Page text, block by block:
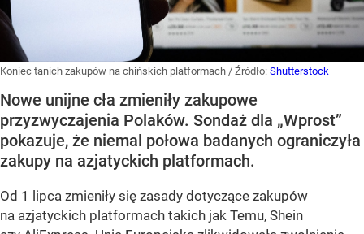
Koniec tanich zakupów na chińskich platformach / Źródło: Shutterstock
Nowe unijne cła zmieniły zakupowe
przyzwyczajenia Polaków. Sondaż dla „Wprost”
pokazuje, że niemal połowa badanych ograniczyła
zakupy na azjatyckich platformach.
Od 1 lipca zmieniły się zasady dotyczące zakupów
na azjatyckich platformach takich jak Temu, Shein